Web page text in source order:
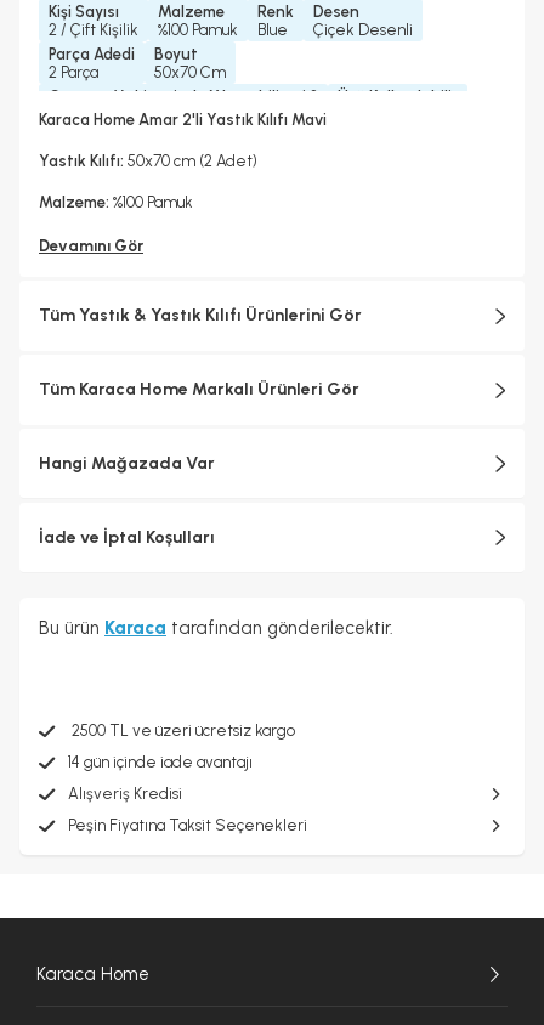
Kişi Sayısı
2 / Çift Kişilik
Malzeme
%100 Pamuk
Renk
Blue
Desen
Çiçek Desenli
Parça Adedi
2 Parça
Boyut
50x70 Cm
Çamaşır Makinesinde Yıkanabilir mi ?
Evet
Ütü Kullanılabilir
Karaca Home Amar 2'li Yastık Kılıfı Mavi
Yastık Kılıfı: 50x70 cm (2 Adet)
Malzeme: %100 Pamuk
Devamını Gör
Tüm Yastık & Yastık Kılıfı Ürünlerini Gör
Tüm Karaca Home Markalı Ürünleri Gör
Hangi Mağazada Var
İade ve İptal Koşulları
Bu ürün Karaca tarafından gönderilecektir.
2500 TL ve üzeri ücretsiz kargo
14 gün içinde iade avantajı
Alışveriş Kredisi
Peşin Fiyatına Taksit Seçenekleri
Karaca Home